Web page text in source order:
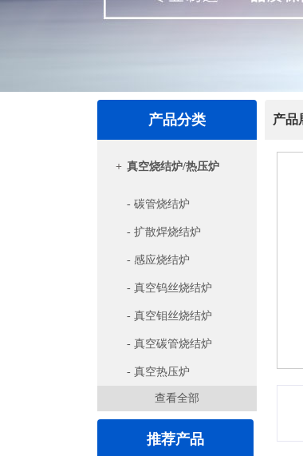
产品分类
+ 真空烧结炉/热压炉
- 碳管烧结炉
- 扩散焊烧结炉
- 感应烧结炉
- 真空钨丝烧结炉
- 真空钼丝烧结炉
- 真空碳管烧结炉
- 真空热压炉
查看全部
推荐产品
产品